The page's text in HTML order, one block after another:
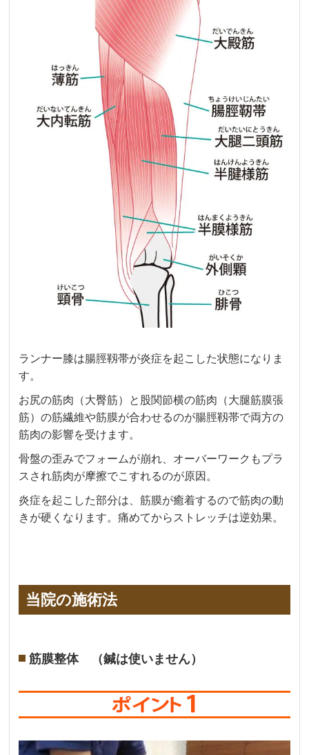
ランナー膝は腸脛靱帯が炎症を起こした状態になりま
す。
お尻の筋肉（大臀筋）と股関節横の筋肉（大腿筋膜張
筋）の筋繊維や筋膜が合わせるのが腸脛靱帯で両方の
筋肉の影響を受けます。
骨盤の歪みでフォームが崩れ、オーバーワークもプラ
スされ筋肉が摩擦でこすれるのが原因。
炎症を起こした部分は、筋膜が癒着するので筋肉の動
きが硬くなります。痛めてからストレッチは逆効果。
当院の施術法
筋膜整体 （鍼は使いません）